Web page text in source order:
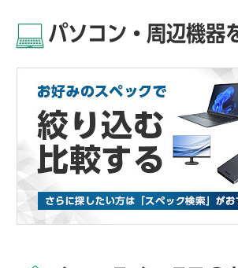
パソコン・周辺機器